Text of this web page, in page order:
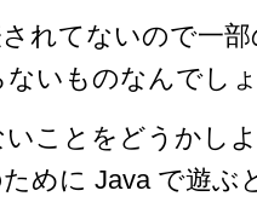
れてないので一
いものなんでし
ことをどうかし
めに Java で遊ぶ